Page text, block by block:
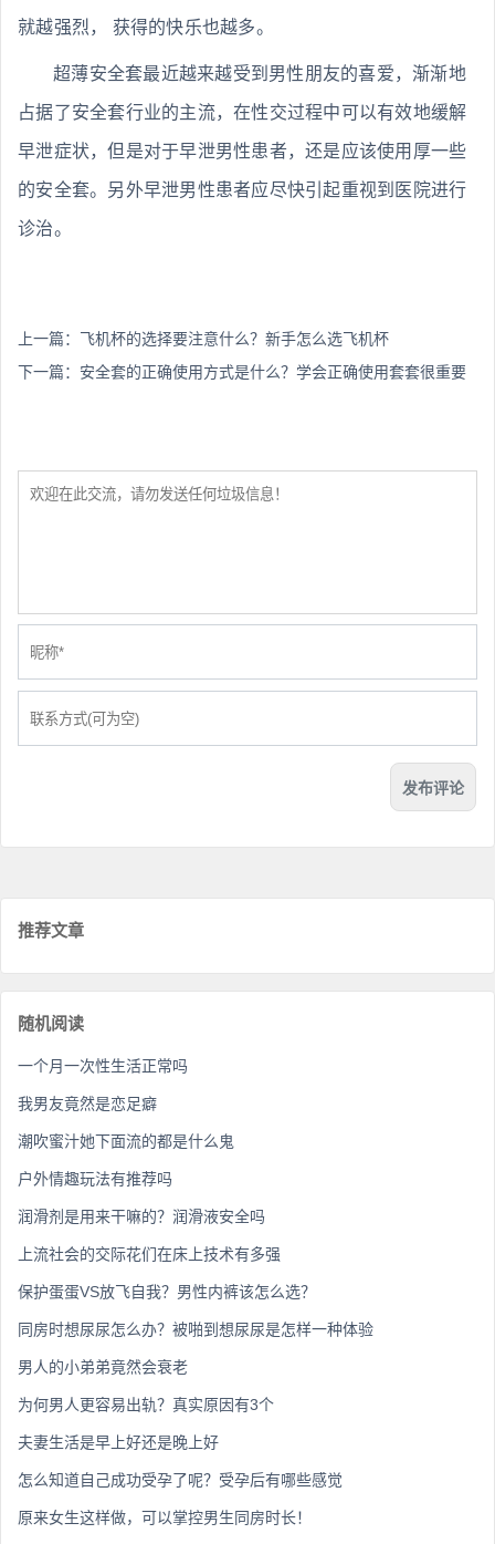
就越强烈， 获得的快乐也越多。
超薄安全套最近越来越受到男性朋友的喜爱，渐渐地
占据了安全套行业的主流，在性交过程中可以有效地缓解
早泄症状，但是对于早泄男性患者，还是应该使用厚一些
的安全套。另外早泄男性患者应尽快引起重视到医院进行
诊治。
上一篇： 飞机杯的选择要注意什么？新手怎么选飞机杯
下一篇： 安全套的正确使用方式是什么？学会正确使用套套很重要
推荐文章
随机阅读
一个月一次性生活正常吗
我男友竟然是恋足癖
潮吹蜜汁她下面流的都是什么鬼
户外情趣玩法有推荐吗
润滑剂是用来干嘛的？润滑液安全吗
上流社会的交际花们在床上技术有多强
保护蛋蛋VS放飞自我？男性内裤该怎么选？
同房时想尿尿怎么办？被啪到想尿尿是怎样一种体验
男人的小弟弟竟然会衰老
为何男人更容易出轨？真实原因有3个
夫妻生活是早上好还是晚上好
怎么知道自己成功受孕了呢？受孕后有哪些感觉
原来女生这样做，可以掌控男生同房时长！